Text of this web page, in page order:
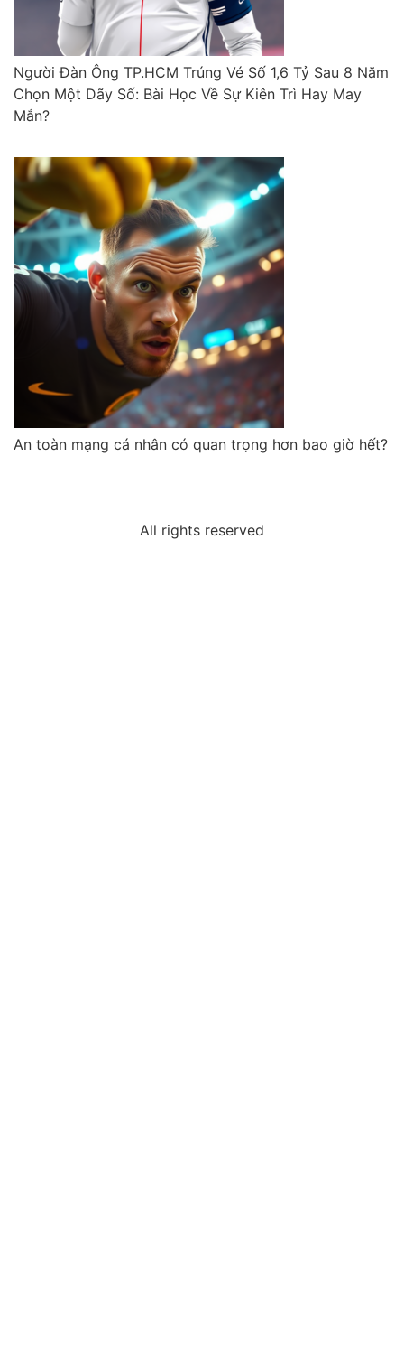
Người Đàn Ông TP.HCM Trúng Vé Số 1,6 Tỷ Sau 8 Năm
Chọn Một Dãy Số: Bài Học Về Sự Kiên Trì Hay May
Mắn?
An toàn mạng cá nhân có quan trọng hơn bao giờ hết?
All rights reserved